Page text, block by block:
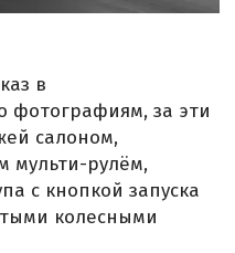
в
фотографиям, за эти
салоном,
мульти-рулём,
с кнопкой запуска
колесными